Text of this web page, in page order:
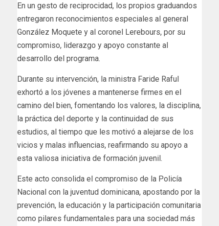
En un gesto de reciprocidad, los propios graduandos
entregaron reconocimientos especiales al general
González Moquete y al coronel Lerebours, por su
compromiso, liderazgo y apoyo constante al
desarrollo del programa.
Durante su intervención, la ministra Faride Raful
exhortó a los jóvenes a mantenerse firmes en el
camino del bien, fomentando los valores, la disciplina,
la práctica del deporte y la continuidad de sus
estudios, al tiempo que les motivó a alejarse de los
vicios y malas influencias, reafirmando su apoyo a
esta valiosa iniciativa de formación juvenil.
Este acto consolida el compromiso de la Policía
Nacional con la juventud dominicana, apostando por la
prevención, la educación y la participación comunitaria
como pilares fundamentales para una sociedad más